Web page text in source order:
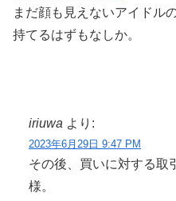
まだ顔も見えないアイドル
持てるはずもなしか。
iriuwa より:
2023年6月29日 9:47 PM
その後、買いに対する取
様。